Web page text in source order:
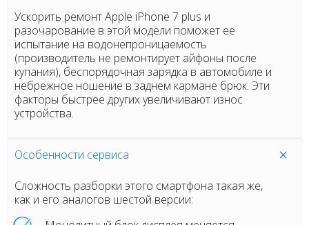
Ускорить ремонт Apple iPhone 7 plus и
разочарование в этой модели поможет ее
испытание на водонепроницаемость
(производитель не ремонтирует айфоны после
купания), беспорядочная зарядка в автомобиле и
небрежное ношение в заднем кармане брюк. Эти
факторы быстрее других увеличивают износ
устройства.
Особенности сервиса
Сложность разборки этого смартфона такая же,
как и его аналогов шестой версии: